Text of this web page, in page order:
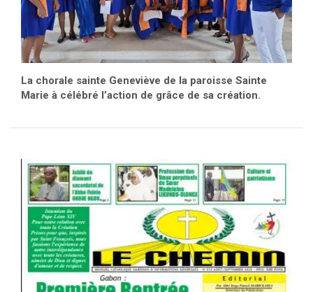
La chorale sainte Geneviève de la paroisse Sainte
Marie à célébré l’action de grâce de sa création.